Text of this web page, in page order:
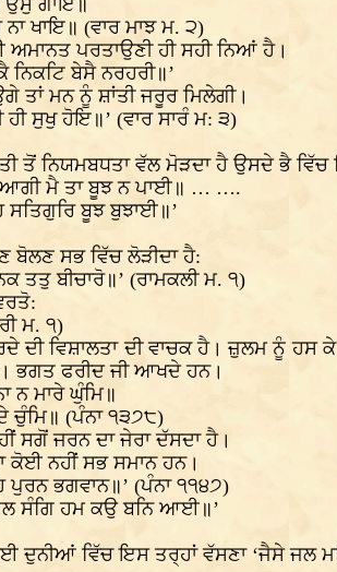
ਉਸੁ ਗਾਇ॥
ਨਾ ਖਾਇ॥ (ਵਾਰ ਮਾਝ ਮ. ੨)
ਪਰਤਾਉਣੀ ਹੀ ਸਹੀ ਨਿਆਂ ਹੈ।
ਨਿਕਟਿ ਬੇਸੈ ਨਰਹਰੀ॥’
ਮਨ ਨੂੰ ਸ਼ਾਂਤੀ ਜਰੂਰ ਮਿਲੇਗੀ।
ਸੁਖੁ ਹੋਇ॥’ (ਵਾਰ ਸਾਰੰ ਮ: ੩)
ਤੋਂ ਨਿਯਮਬਧਤਾ ਵੱਲ ਮੋੜਦਾ ਹੈ ਉਸਦੇ ਭੈ
ਮੈ ਤਾ ਬੂਝ ਨ ਪਾਈ॥ … ….
ਸਤਿਗੁਰਿ ਬੂਝ ਬੁਝਾਈ॥’
ਬੋਲਣ ਸਭ ਵਿੱਚ ਲੋੜੀਦਾ ਹੈ:
ਤਤੁ ਬੀਚਾਰੋ॥’ (ਰਾਮਕਲੀ ਮ. ੧)
ਮ. ੧)
ਦੀ ਵਿਸ਼ਾਲਤਾ ਦੀ ਵਾਚਕ ਹੈ। ਜ਼ੁਲਮ ਨੂੰ
ਭਗਤ ਫਰੀਦ ਜੀ ਆਖਦੇ ਹਨ।
ਨ ਮਾਰੇ ਘੁੰਮਿ॥
ਚੁੰਮਿ॥ (ਪੰਨਾ ੧੩੭੮)
ਸਗੋਂ ਜਰਨ ਦਾ ਜੇਰਾ ਦੱਸਦਾ ਹੈ।
ਕੋਈ ਨਹੀਂ ਸਭ ਸਮਾਨ ਹਨ।
ਪੁਰਨ ਭਗਵਾਨ॥’ (ਪੰਨਾ ੧੧੪੭)
ਸੰਗਿ ਹਮ ਕਉ ਬਨਿ ਆਈ॥’
ਦੁਨੀਆਂ ਵਿੱਚ ਇਸ ਤਰ੍ਹਾਂ ਵੱਸਣਾ ‘ਜੈਸੇ